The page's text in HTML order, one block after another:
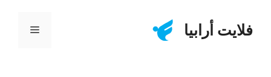
المحتوىفلايت أرابيا القائمة